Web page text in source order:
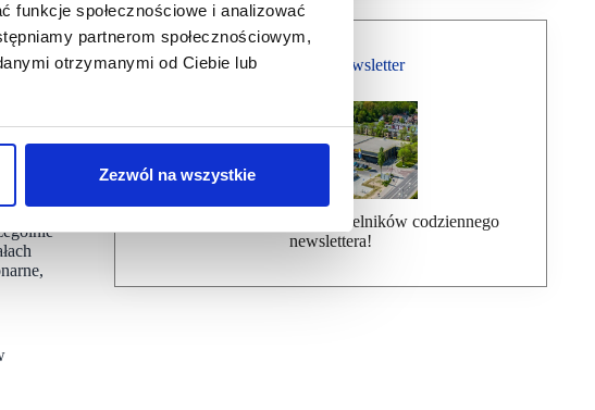
funkcje społecznościowe i analizować
partnerom społecznościowym,
otrzymanymi od Ciebie lub
Zezwól na wszystkie
tym
(-0,4
Bezpłatny Newsletter
Dołącz do ponad 7000 czytelników codziennego
newslettera!